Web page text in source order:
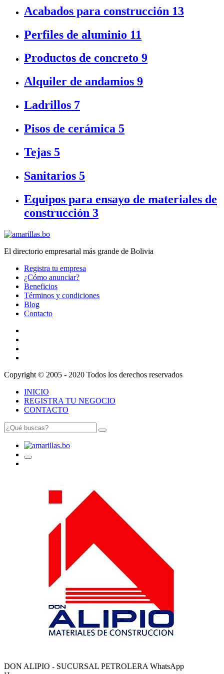
Acabados para construcción 13
Perfiles de aluminio 11
Productos de concreto 9
Alquiler de andamios 9
Ladrillos 7
Pisos de cerámica 5
Tejas 5
Sanitarios 5
Equipos para ensayo de materiales de
construcción 3
El directorio empresarial más grande de Bolivia
Registra tu empresa
¿Cómo anunciar?
Beneficios
Términos y condiciones
Blog
Contacto
Copyright © 2005 - 2020 Todos los derechos reservados
INICIO
REGISTRA TU NEGOCIO
CONTACTO
DON ALIPIO - SUCURSAL PETROLERA WhatsApp